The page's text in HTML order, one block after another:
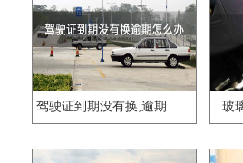
驾驶证到期没有换,逾期怎么办?? 玻